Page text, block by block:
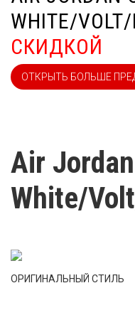
WHITE/
СКИДКОЙ
ОТКРЫТЬ БОЛЬШЕ
Air Jordan
White/
ОРИГИНАЛЬНЫЙ СТИЛЬ